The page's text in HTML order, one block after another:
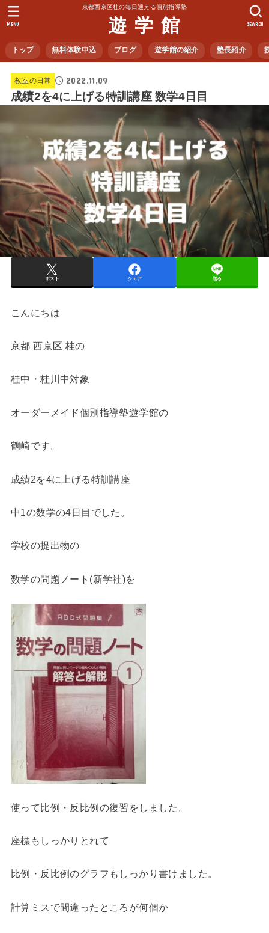
京都西京区桂の毎日通える個別指導塾
遊 学 館
トップ 無料体験申込 ブログ 遊学館の紹介 塾長紹介
SEARCH
MENU
教室の日常 2022.11.09
成績2を4に上げる特訓講座 数学4日目
ポスト シェア 送る
こんにちは
京都 西京区 桂の
桂中・桂川中対象
オーダーメイド個別指導塾遊学館の
鶴崎です。
成績2を4に上げる特訓講座
中1の数学の4日目でした。
学校の提出物の
数学の問題ノート(新学社)を
使って比例・反比例の復習をしました。
座標もしっかりとれて
比例・反比例のグラフもしっかり書けました。
計算ミスで間違ったところが何個か